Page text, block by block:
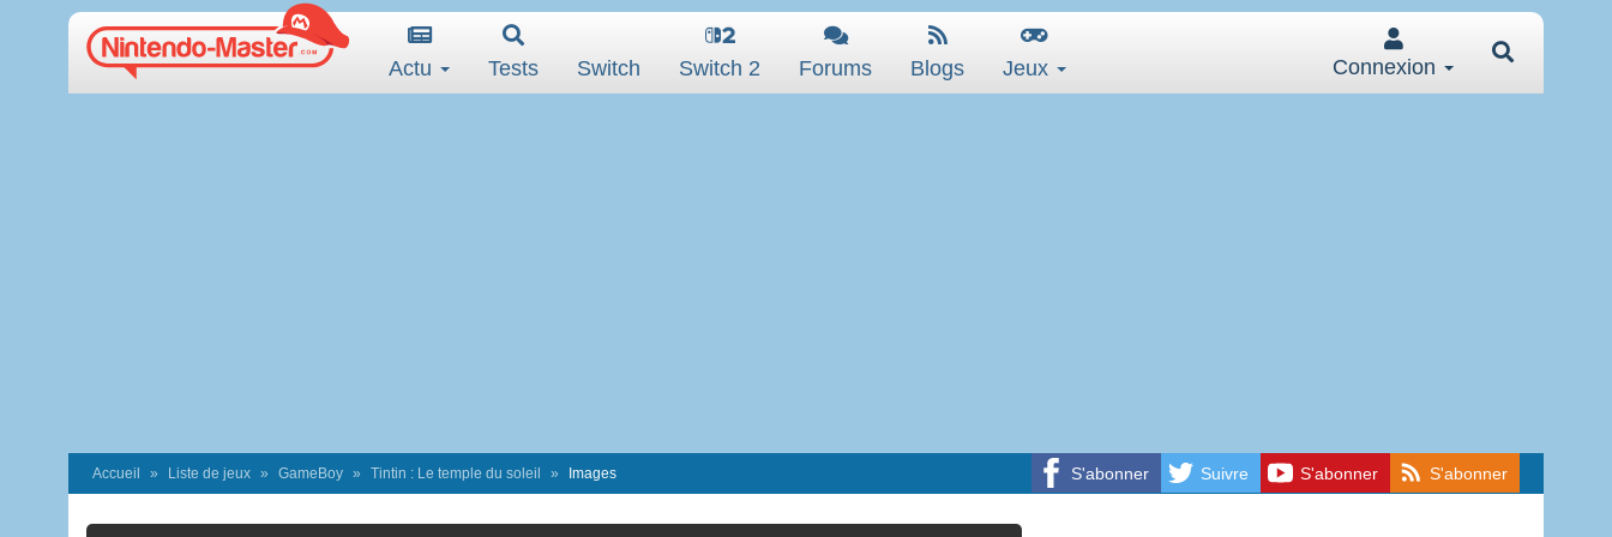
Actu Tests Switch Switch 2 Forums Blogs Jeux Connexion
S'abonner Suivre S'abonner S'abonner
Accueil Liste de jeux GameBoy Tintin : Le temple du soleil Images